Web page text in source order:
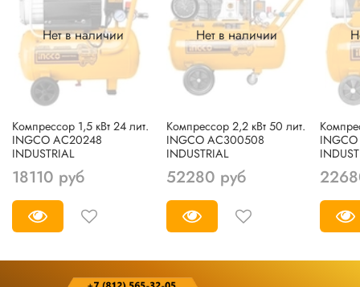
Нет в наличии
Компрессор 1,5 кВт 24 лит.
INGCO AC20248
INDUSTRIAL
18110 руб
Нет в наличии
Компрессор 2,2 кВт 50 лит.
INGCO AC300508
INDUSTRIAL
52280 руб